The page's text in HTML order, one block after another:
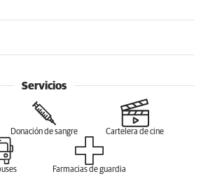
Servicios
Donación de sangre Cartelera de cine
Farmacias de guardia